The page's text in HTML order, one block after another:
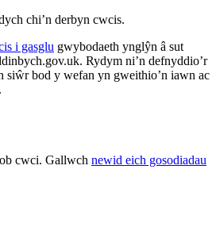
chi’n derbyn cwcis.
i gasglu gwybodaeth ynglŷn â sut
Rydym ni’n defnyddio’r
siŵr bod y wefan yn gweithio’n iawn ac
cwci. Gallwch newid eich gosodiadau